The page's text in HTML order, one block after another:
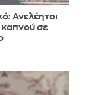
Ανελέητοι
καπνού σε